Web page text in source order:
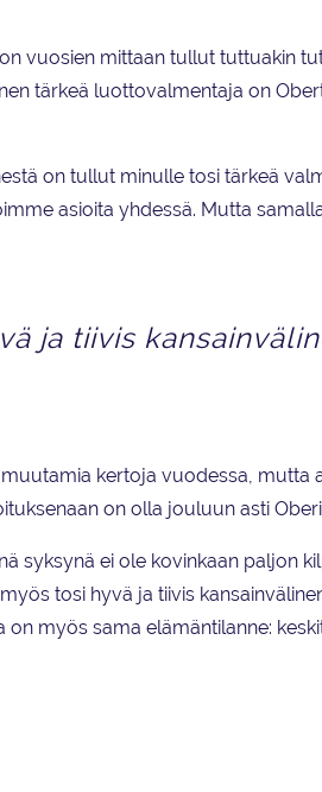
vuosien mittaan tullut tuttuakin
tärkeä luottovalmentaja on
on tullut minulle tosi tärkeä
asioita yhdessä. Mutta
ja tiivis
kertoja vuodessa, mutta
on olla jouluun asti
syksynä ei ole kovinkaan paljon
tosi hyvä ja tiivis
on myös sama elämäntilanne: